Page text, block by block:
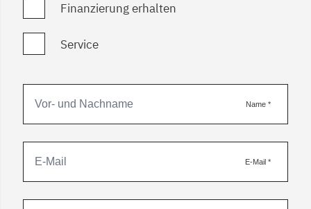
Finanzierung erhalten
Service
Name *
E-Mail *